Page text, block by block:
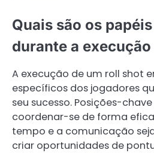
Quais são os
durante a
A execução de um roll shot
específicos dos jogadores
seu sucesso. Posições-
coordenar-se de forma
tempo e a comunicação
criar oportunidades de